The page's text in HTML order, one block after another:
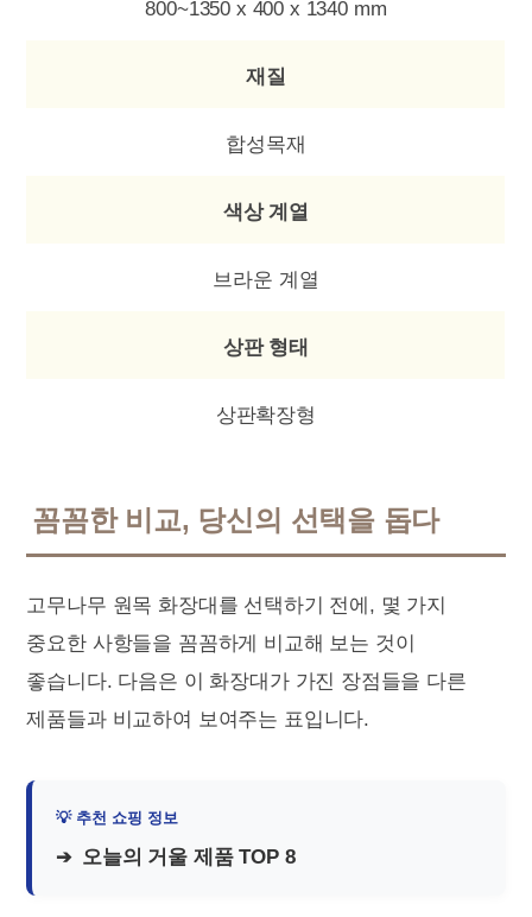
800~1350 x 400 x 1340 mm
재질
합성목재
색상 계열
브라운 계열
상판 형태
상판확장형
꼼꼼한 비교, 당신의 선택을 돕다
고무나무 원목 화장대를 선택하기 전에, 몇 가지
중요한 사항들을 꼼꼼하게 비교해 보는 것이
좋습니다. 다음은 이 화장대가 가진 장점들을 다른
제품들과 비교하여 보여주는 표입니다.
오늘의 거울 제품 TOP 8